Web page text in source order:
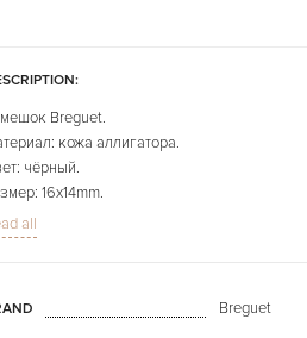
Breguet.
кожа аллигатора.
чёрный.
16x14mm.
100х65mm.
фото представлено конкретно
all
Breguet